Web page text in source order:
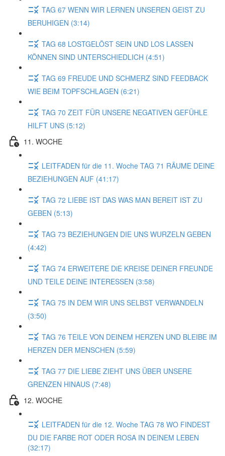
TAG 67 WENN WIR LERNEN UNSEREN GEIST ZU
BERUHIGEN (3:14)
TAG 68 LOSTGELÖST SEIN UND LOS LASSEN
KÖNNEN SIND UNTERSCHIEDLICH (4:51)
TAG 69 FREUDE UND SCHMERZ SIND FEEDBACK
WIE BEIM TOPFSCHLAGEN (6:21)
TAG 70 ZEIT FÜR UNSERE NEGATIVEN GEFÜHLE
HILFT UNS (5:12)
11. WOCHE
LEITFADEN für die 11. Woche TAG 71 RÄUME DEINE
BEZIEHUNGEN AUF (41:17)
TAG 72 LIEBE IST DAS WAS MAN BEREIT IST ZU
GEBEN (5:13)
TAG 73 BEZIEHUNGEN DIE UNS WURZELN GEBEN
(4:42)
TAG 74 ERWEITERE DiE KREISE DEINER FREUNDE
UND TEILE DEINE INTERESSEN (3:58)
TAG 75 IN DEM WIR UNS SELBST VERWANDELN
(3:50)
TAG 76 TEILE VON DEINEM HERZEN UND BLEIBE IM
HERZEN DER MENSCHEN (5:59)
TAG 77 DIE LIEBE ZIEHT UNS ÜBER UNSERE
GRENZEN HINAUS (7:48)
12. WOCHE
LEITFADEN für die 12. Woche TAG 78 WO FINDEST
DU DIE FARBE ROT ODER ROSA IN DEINEM LEBEN
(32:17)